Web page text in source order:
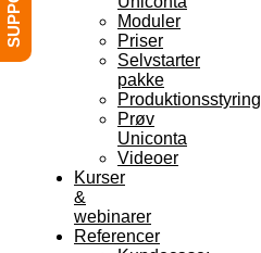
Moduler
Priser
Selvstarter
pakke
Produktionsstyring
Prøv
Uniconta
Videoer
Kurser
&
webinarer
Referencer